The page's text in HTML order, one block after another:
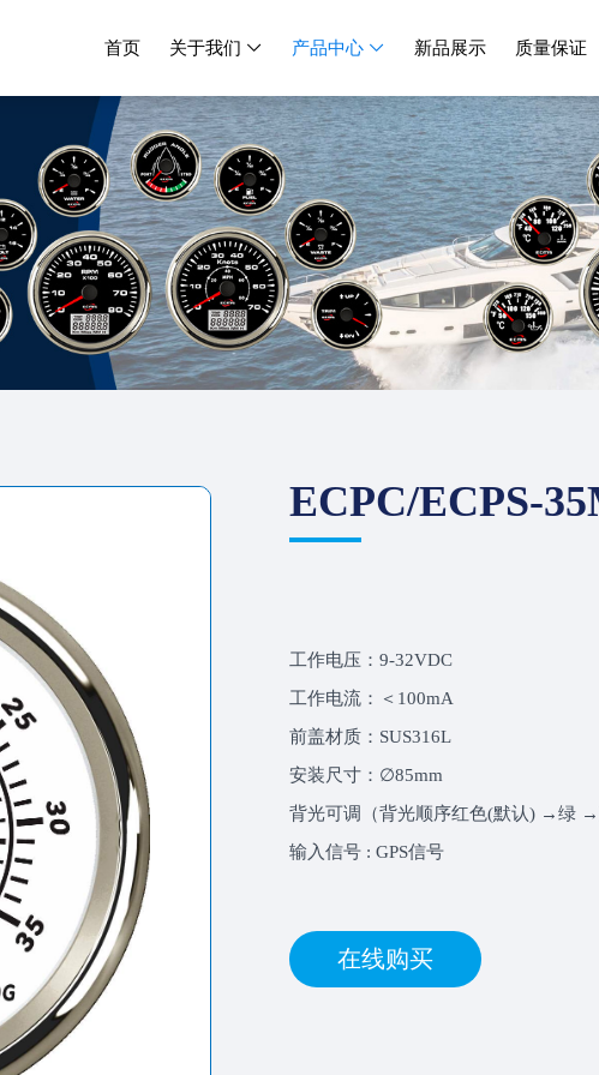
首页 关于我们  产品中心  新品展示 质量保证
ECPC/ECPS-
工作电压：9-32VDC
工作电流：＜100mA
前盖材质：SUS316L
安装尺寸：∅85mm
背光可调（背光顺序红色(默认) →
输入信号 : GPS信号
在线购买